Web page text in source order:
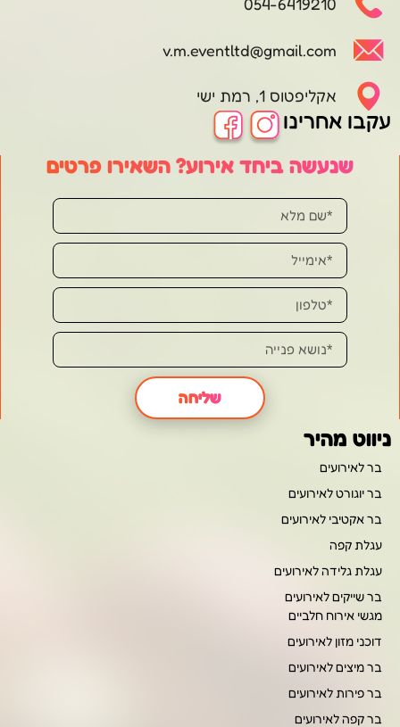
v.m.eventltd@gmail.com
אקליפטוס 1, רמת ישי
עקבו אחרינו
שנעשה ביחד אירוע? השאירו פרטים
שליחה
ניווט מהיר
בר לאירועים
בר יוגורט לאירועים
בר אקטיבי לאירועים
עגלת קפה
עגלת גלידה לאירועים
בר שייקים לאירועים
מגשי אירוח חלביים
דוכני מזון לאירועים
בר מיצים לאירועים
בר פירות לאירועים
בר קפה לאירועים